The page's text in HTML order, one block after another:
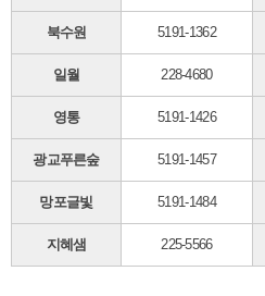
북수원 5191-1362
일월 228-4680
영통 5191-1426
광교푸른숲 5191-1457
망포글빛 5191-1484
지혜샘 225-5566